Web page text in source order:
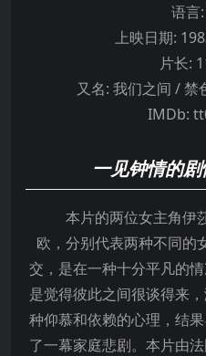
语言:
上映日期:
片长:
又名: 我们之间 / 禁
IMDb:
一见钟情的
本片的两位女主角伊
欧，分别代表两种不同的
交，是在一种十分平凡的
是觉得彼此之间很谈得来
种仰慕和依赖的心理，结
了一幕家庭悲剧。本片由